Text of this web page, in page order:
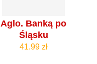
Aglo. Banką po
Śląsku
41.99 zł